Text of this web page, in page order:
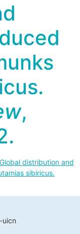
,
distribution and
sibiricus.